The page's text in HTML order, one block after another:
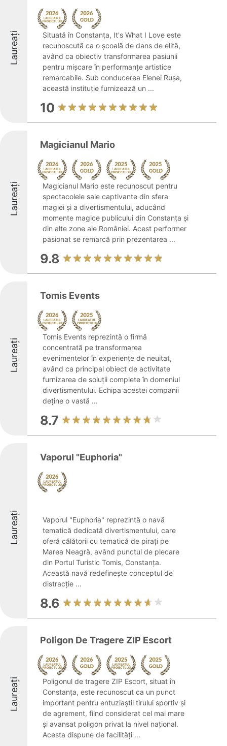
Laureați
Situată în Constanța, It's What I Love este
recunoscută ca o școală de dans de elită,
având ca obiectiv transformarea pasiunii
pentru mișcare în performanțe artistice
remarcabile. Sub conducerea Elenei Rușa,
această instituție furnizează un ...
10
Laureați
Magicianul Mario
Magicianul Mario este recunoscut pentru
spectacolele sale captivante din sfera
magiei și a divertismentului, aducând
momente magice publicului din Constanța și
din alte zone ale României. Acest performer
pasionat se remarcă prin prezentarea ...
9.8
Laureați
Tomis Events
Tomis Events reprezintă o firmă
concentrată pe transformarea
evenimentelor în experiențe de neuitat,
având ca principal obiect de activitate
furnizarea de soluții complete în domeniul
divertismentului. Echipa acestei companii
deține o vastă ...
8.7
Laureați
Vaporul "Euphoria"
Vaporul "Euphoria" reprezintă o navă
tematică dedicată divertismentului, care
oferă călătorii cu tematică de pirați pe
Marea Neagră, având punctul de plecare
din Portul Turistic Tomis, Constanța.
Această navă redefinește conceptul de
distracție ...
8.6
Laureați
Poligon De Tragere ZIP Escort
Poligonul de tragere ZIP Escort, situat în
Constanța, este recunoscut ca un punct
important pentru entuziaștii tirului sportiv și
de agrement, fiind considerat cel mai mare
și avansat poligon privat la nivel național.
Acesta dispune de facilități ...